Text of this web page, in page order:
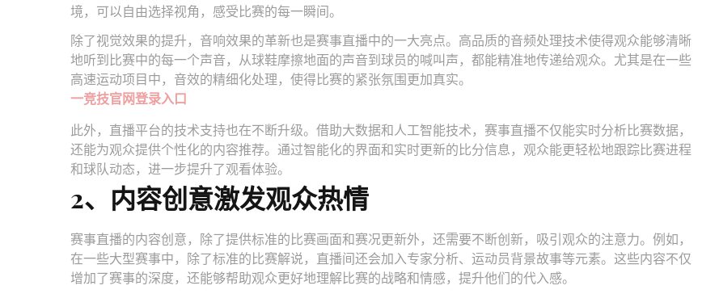
境，可以自由选择视角，感受比赛的每一瞬间。
除了视觉效果的提升，音响效果的革新也是赛事直播中的一大亮点。高品质的音频处理技术使得观众能够清晰
地听到比赛中的每一个声音，从球鞋摩擦地面的声音到球员的喊叫声，都能精准地传递给观众。尤其是在一些
高速运动项目中，音效的精细化处理，使得比赛的紧张氛围更加真实。
一竞技官网登录入口
此外，直播平台的技术支持也在不断升级。借助大数据和人工智能技术，赛事直播不仅能实时分析比赛数据，
还能为观众提供个性化的内容推荐。通过智能化的界面和实时更新的比分信息，观众能更轻松地跟踪比赛进程
和球队动态，进一步提升了观看体验。
2、内容创意激发观众热情
赛事直播的内容创意，除了提供标准的比赛画面和赛况更新外，还需要不断创新，吸引观众的注意力。例如，
在一些大型赛事中，除了标准的比赛解说，直播间还会加入专家分析、运动员背景故事等元素。这些内容不仅
增加了赛事的深度，还能够帮助观众更好地理解比赛的战略和情感，提升他们的代入感。